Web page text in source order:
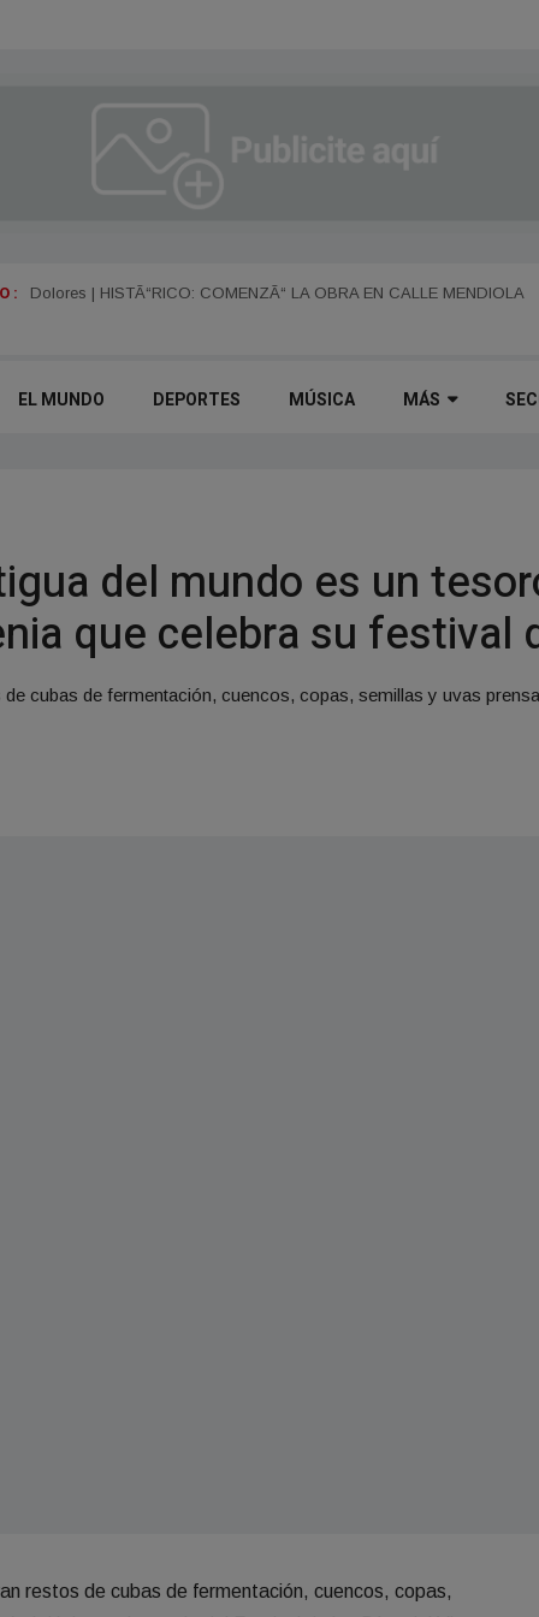
: Dolores | HISTÃ“RICO: COMENZÃ“ LA OBRA EN CALLE MENDIOLA
EL MUNDO DEPORTES MÚSICA MÁS
del mundo es un
que celebra su festival
cubas de fermentación, cuencos, copas, semillas y uvas
restos de cubas de fermentación, cuencos, copas,